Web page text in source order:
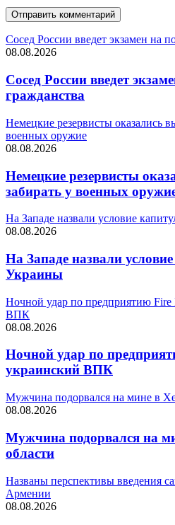
Сосед России введет экзамен на
08.08.2026
Сосед России введет
гражданства
Немецкие резервисты оказались
военных оружие
08.08.2026
Немецкие резервисты
забирать у военных
На Западе назвали условие
08.08.2026
На Западе назвали
Украины
Ночной удар по предприятию Fire
ВПК
08.08.2026
Ночной удар по
украинский ВПК
Мужчина подорвался на мине в
08.08.2026
Мужчина подорвался на
области
Названы перспективы введения
Армении
08.08.2026